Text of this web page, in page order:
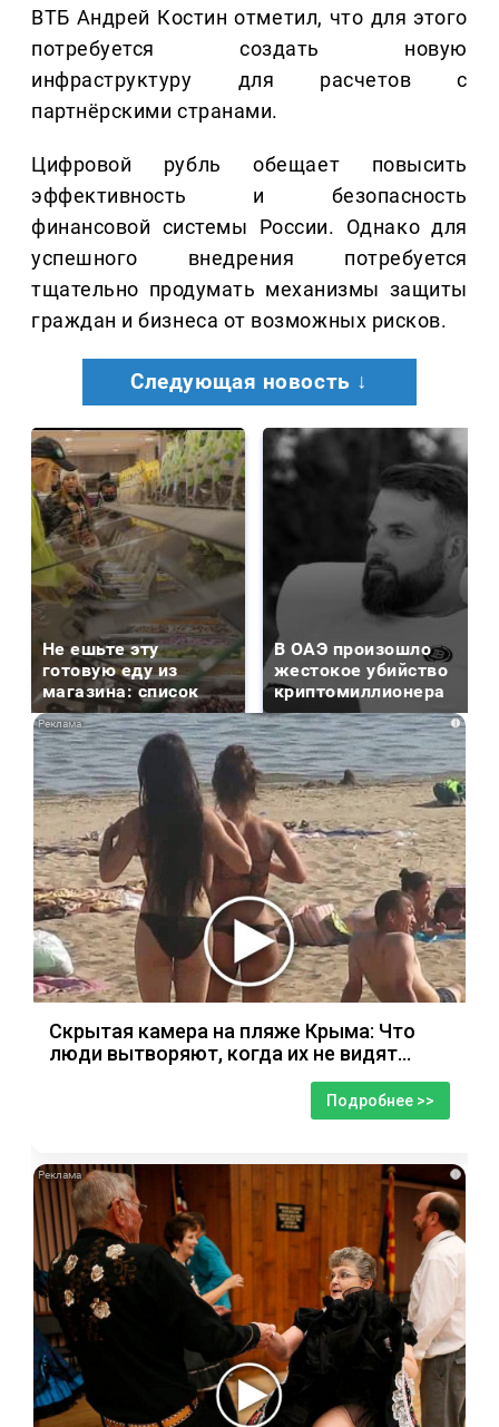
ВТБ Андрей Костин отметил, что для этого
потребуется создать новую
инфраструктуру для расчетов с
партнёрскими странами.
Цифровой рубль обещает повысить
эффективность и безопасность
финансовой системы России. Однако для
успешного внедрения потребуется
тщательно продумать механизмы защиты
граждан и бизнеса от возможных рисков.
Следующая новость ↓
Не ешьте эту
готовую еду из
магазина: список
В ОАЭ произошло
жестокое убийство
криптомиллионера
i
Скрытая камера на пляже Крыма: Что
люди вытворяют, когда их не видят...
Подробнее >>
i